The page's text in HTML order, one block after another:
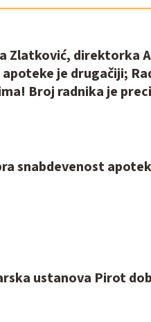
Zlatković, direktorka
je drugačiji;
Broj radnika je
snabdevenost
ustanova Pirot